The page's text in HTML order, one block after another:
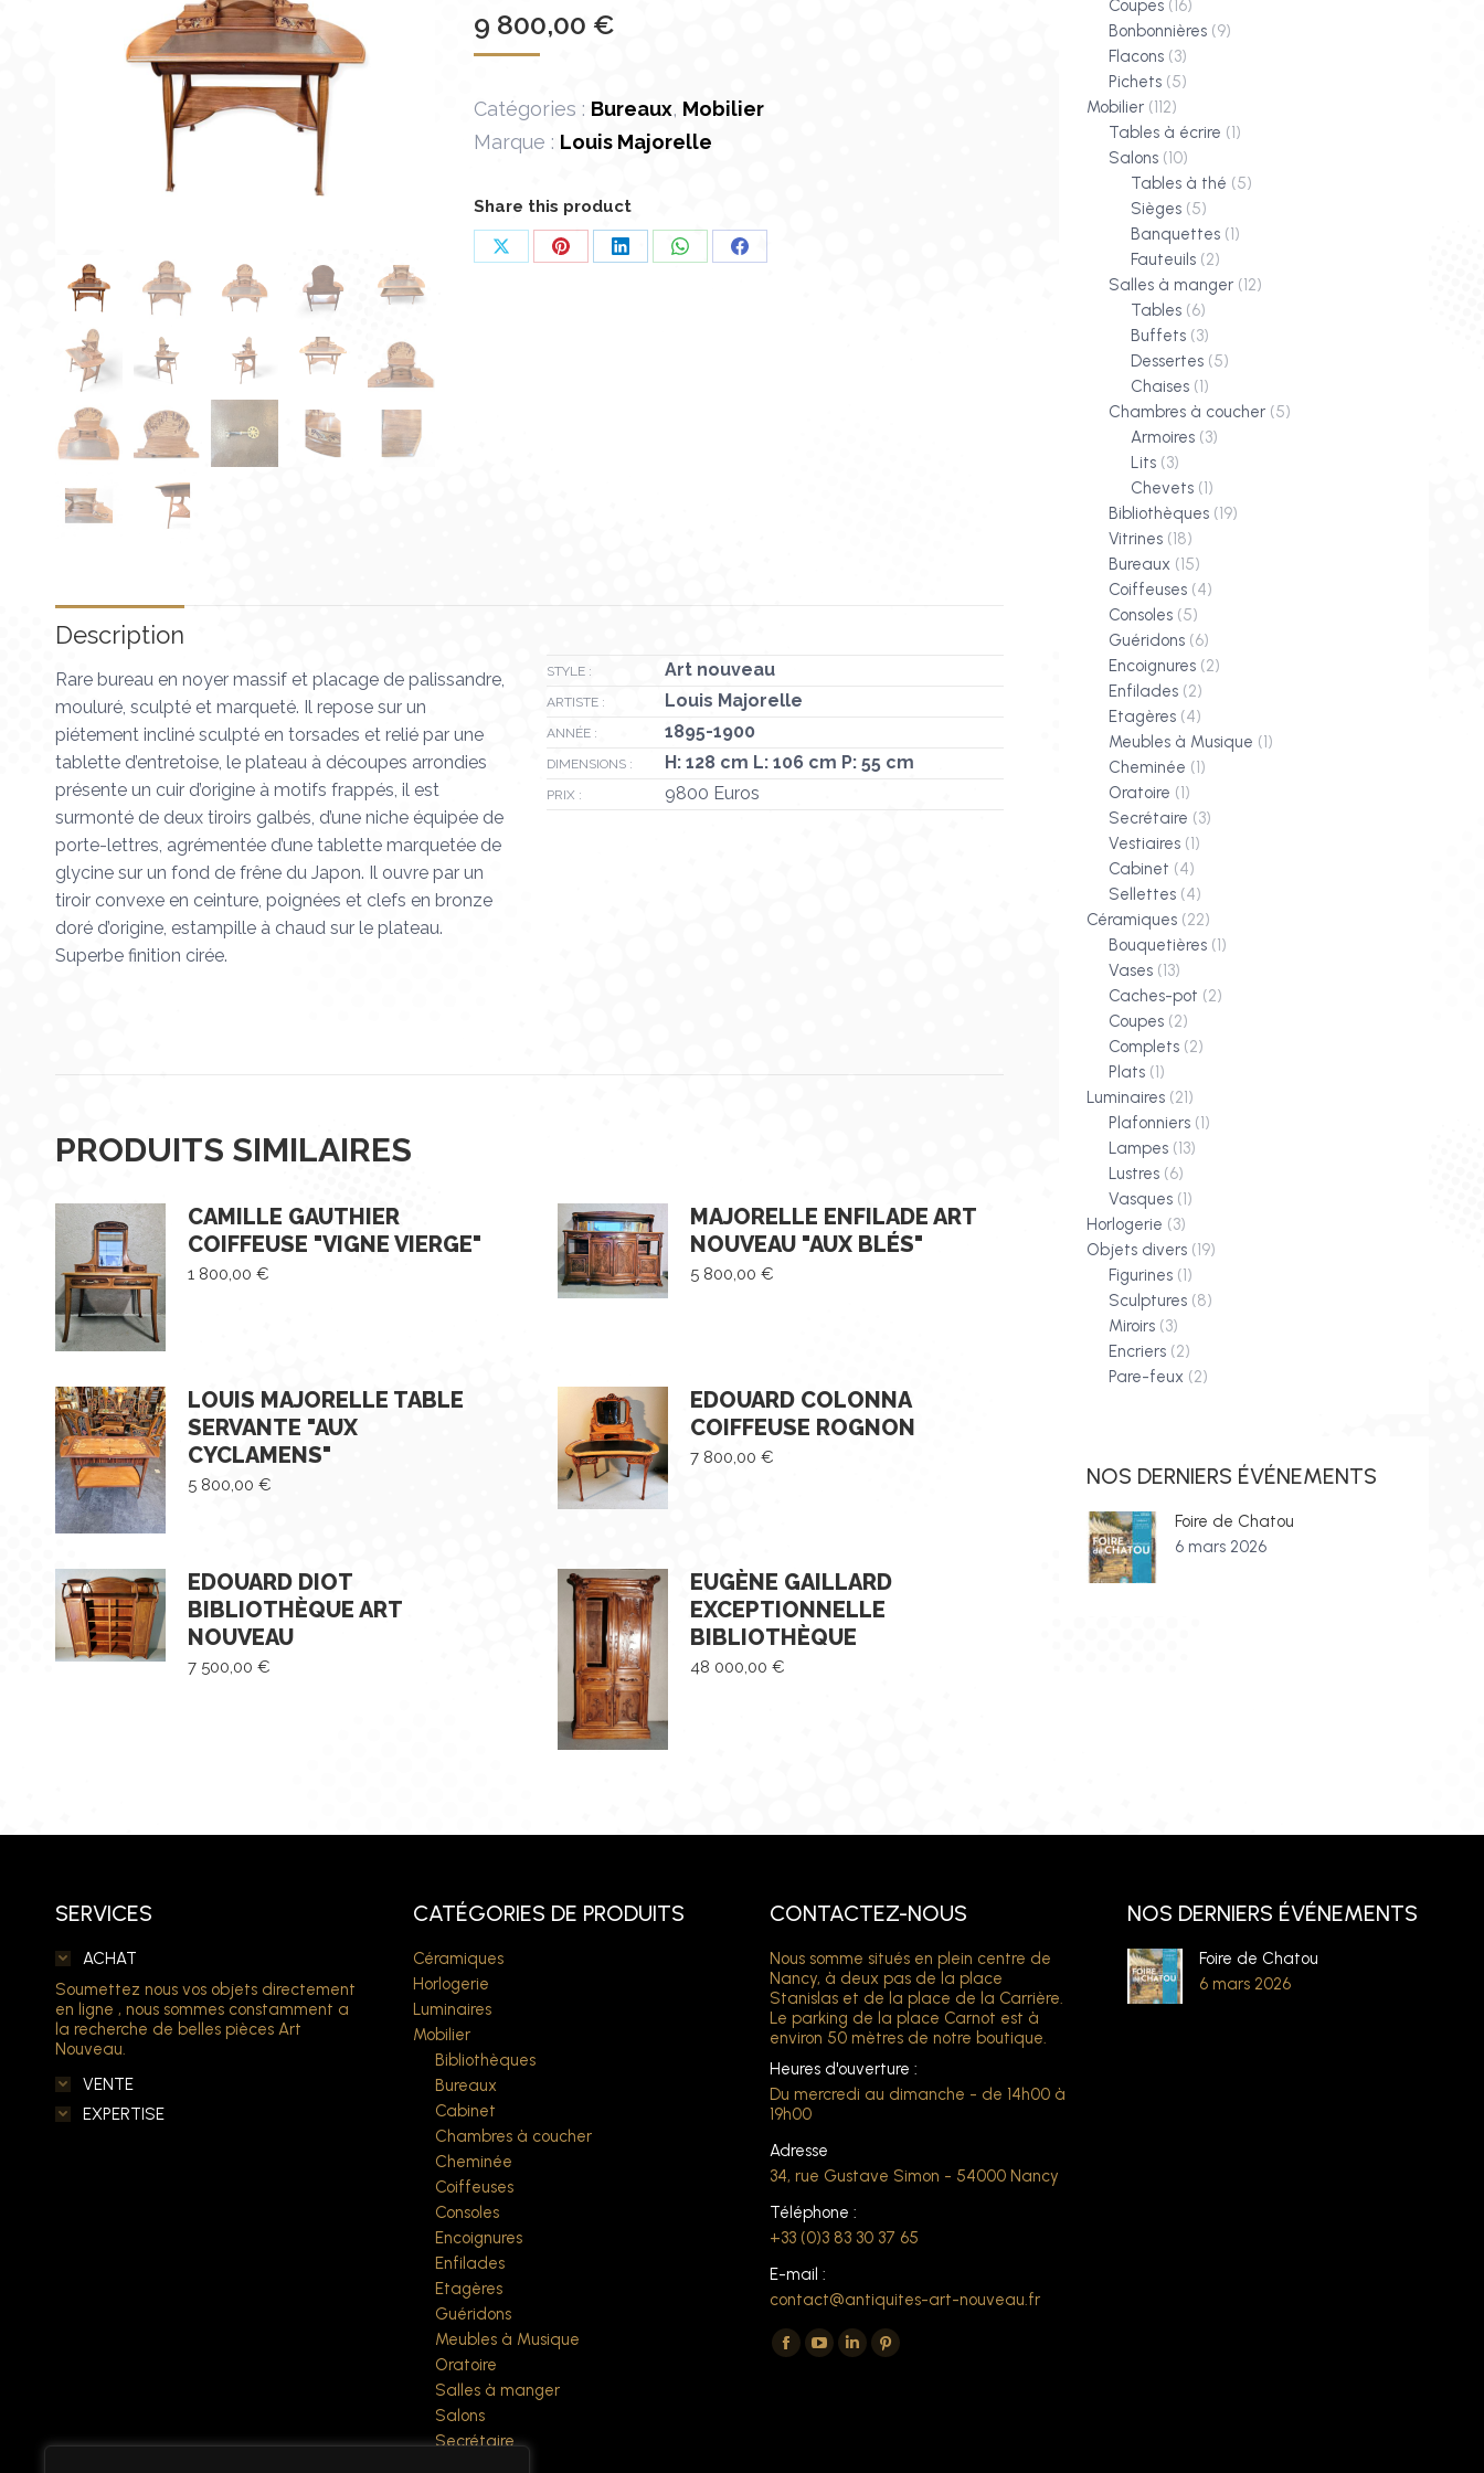
9 800,00 €
Catégories : Bureaux, Mobilier
Marque : Louis Majorelle
Share this product
PartagerPartagerPartagerPartagerPartager
Description
Rare bureau en noyer massif et placage de palissandre,
mouluré, sculpté et marqueté. Il repose sur un
piétement incliné sculpté en torsades et relié par une
tablette d’entretoise, le plateau à découpes arrondies
présente un cuir d’origine à motifs frappés, il est
surmonté de deux tiroirs galbés, d’une niche équipée de
porte-lettres, agrémentée d’une tablette marquetée de
glycine sur un fond de frêne du Japon. Il ouvre par un
tiroir convexe en ceinture, poignées et clefs en bronze
doré d’origine, estampille à chaud sur le plateau.
Superbe finition cirée.
STYLE : Art nouveau
ARTISTE : Louis Majorelle
ANNÉE : 1895-1900
DIMENSIONS : H: 128 cm L: 106 cm P: 55 cm
PRIX : 9800 Euros
PRODUITS SIMILAIRES
CAMILLE GAUTHIER
COIFFEUSE "VIGNE VIERGE"
1 800,00 €
MAJORELLE ENFILADE ART
NOUVEAU "AUX BLÉS"
5 800,00 €
LOUIS MAJORELLE TABLE
SERVANTE "AUX
CYCLAMENS"
5 800,00 €
EDOUARD COLONNA
COIFFEUSE ROGNON
7 800,00 €
EDOUARD DIOT
BIBLIOTHÈQUE ART
NOUVEAU
7 500,00 €
EUGÈNE GAILLARD
EXCEPTIONNELLE
BIBLIOTHÈQUE
48 000,00 €
Coupes (16)
Bonbonnières (9)
Flacons (3)
Pichets (5)
Mobilier (112)
Tables à écrire (1)
Salons (10)
Tables à thé (5)
Sièges (5)
Banquettes (1)
Fauteuils (2)
Salles à manger (12)
Tables (6)
Buffets (3)
Dessertes (5)
Chaises (1)
Chambres à coucher (5)
Armoires (3)
Lits (3)
Chevets (1)
Bibliothèques (19)
Vitrines (18)
Bureaux (15)
Coiffeuses (4)
Consoles (5)
Guéridons (6)
Encoignures (2)
Enfilades (2)
Etagères (4)
Meubles à Musique (1)
Cheminée (1)
Oratoire (1)
Secrétaire (3)
Vestiaires (1)
Cabinet (4)
Sellettes (4)
Céramiques (22)
Bouquetières (1)
Vases (13)
Caches-pot (2)
Coupes (2)
Complets (2)
Plats (1)
Luminaires (21)
Plafonniers (1)
Lampes (13)
Lustres (6)
Vasques (1)
Horlogerie (3)
Objets divers (19)
Figurines (1)
Sculptures (8)
Miroirs (3)
Encriers (2)
Pare-feux (2)
NOS DERNIERS ÉVÉNEMENTS
Foire de Chatou
6 mars 2026
SERVICES
ACHAT
Soumettez nous vos objets directement
en ligne , nous sommes constamment a
la recherche de belles pièces Art
Nouveau.
VENTE
EXPERTISE
CATÉGORIES DE PRODUITS
Céramiques
Horlogerie
Luminaires
Mobilier
Bibliothèques
Bureaux
Cabinet
Chambres à coucher
Cheminée
Coiffeuses
Consoles
Encoignures
Enfilades
Etagères
Guéridons
Meubles à Musique
Oratoire
Salles à manger
Salons
Secrétaire
CONTACTEZ-NOUS
Nous somme situés en plein centre de
Nancy, à deux pas de la place
Stanislas et de la place de la Carrière.
Le parking de la place Carnot est à
environ 50 mètres de notre boutique.
Heures d'ouverture :
Du mercredi au dimanche - de 14h00 à
19h00
Adresse
34, rue Gustave Simon - 54000 Nancy
Téléphone :
+33 (0)3 83 30 37 65
E-mail :
contact@antiquites-art-nouveau.fr
Trouvez nous sur :
La
La
La
La
NOS DERNIERS ÉVÉNEMENTS
Foire de Chatou
6 mars 2026